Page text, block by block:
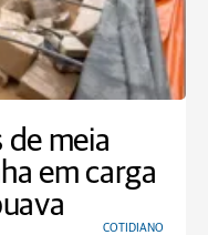
de meia
em carga
COTIDIANO